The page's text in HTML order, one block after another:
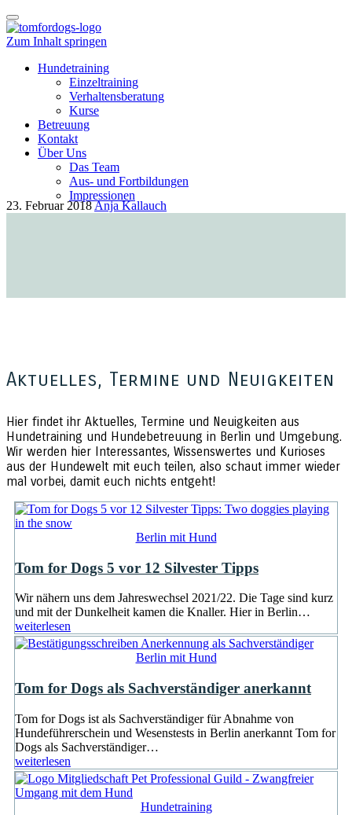
Schalte
Navigation
Zum Inhalt springen
Hundetraining
Einzeltraining
Verhaltensberatung
Kurse
Betreuung
Kontakt
Über Uns
Das Team
Aus- und Fortbildungen
Impressionen
23. Februar 2018Anja Kallauch
Aktuelles, Termine und Neuigkeiten
Hier findet ihr Aktuelles, Termine und Neuigkeiten aus
Hundetraining und Hundebetreuung in Berlin und Umgebung.
Wir werden hier Interessantes, Wissenswertes und Kurioses
aus der Hundewelt mit euch teilen, also schaut immer wieder
mal vorbei, damit euch nichts entgeht!
Berlin mit Hund
Tom for Dogs 5 vor 12 Silvester Tipps
Wir nähern uns dem Jahreswechsel 2021/22. Die Tage sind kurz
und mit der Dunkelheit kamen die Knaller. Hier in Berlin…
weiterlesen
Berlin mit Hund
Tom for Dogs als Sachverständiger anerkannt
Tom for Dogs ist als Sachverständiger für Abnahme von
Hundeführerschein und Wesenstests in Berlin anerkannt Tom for
Dogs als Sachverständiger…
weiterlesen
Hundetraining